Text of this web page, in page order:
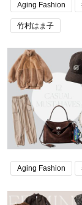
すす
ママとパパ
ス学」
Aging Fashion
竹村はま子
Aging Fashion